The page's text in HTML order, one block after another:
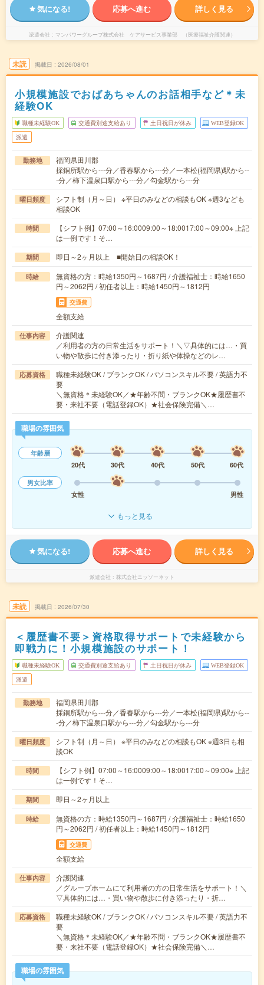
気になる! 応募へ進む 詳しく見る
派遣会社 マンパワーグループ株式会社 ケアサービス事業部 （医療福祉介護関連）
未読 掲載日 2026/08/01
小規模施設でおばあちゃんのお話相手など＊未
経験OK
職種未経験OK 交通費別途支給あり 土日祝日が休み WEB登録OK
派遣
勤務地
福岡県田川郡
採銅所駅から---分／香春駅から---分／一本松(福岡県)駅から--
-分／柿下温泉口駅から---分／勾金駅から---分
曜日頻度
シフト制（月～日） ※平日のみなどの相談もOK ※週3なども
相談OK
時間
【シフト例】07:00～16:0009:00～18:0017:00～09:00※ 上記
は一例です！そ…
期間 即日～2ヶ月以上 ■開始日の相談OK！
時給
無資格の方：時給1350円～1687円 / 介護福祉士：時給1650
円～2062円 / 初任者以上：時給1450円～1812円
交通費
全額支給
仕事内容
介護関連
／利用者の方の日常生活をサポート！＼▽具体的には…・買
い物や散歩に付き添ったり・折り紙や体操などのレ…
応募資格
職種未経験OK / ブランクOK / パソコンスキル不要 / 英語力不
要
＼無資格＊未経験OK／★年齢不問・ブランクOK★履歴書不
要・来社不要（電話登録OK）★社会保険完備＼…
職場の雰囲気
年齢層
20代
30代 40代 50代
60代
男女比率
女性
男性
もっと見る
気になる! 応募へ進む 詳しく見る
派遣会社 株式会社ニッソーネット
未読 掲載日 2026/07/30
＜履歴書不要＞資格取得サポートで未経験から
即戦力に！小規模施設のサポート！
職種未経験OK 交通費別途支給あり 土日祝日が休み WEB登録OK
派遣
勤務地
福岡県田川郡
採銅所駅から---分／香春駅から---分／一本松(福岡県)駅から--
-分／柿下温泉口駅から---分／勾金駅から---分
曜日頻度
シフト制（月～日） ※平日のみなどの相談もOK ※週3日も相
談OK
時間
【シフト例】07:00～16:0009:00～18:0017:00～09:00※ 上記
は一例です！そ…
期間 即日～2ヶ月以上
時給
無資格の方：時給1350円～1687円 / 介護福祉士：時給1650
円～2062円 / 初任者以上：時給1450円～1812円
交通費
全額支給
仕事内容
介護関連
／グループホームにて利用者の方の日常生活をサポート！＼
▽具体的には…・買い物や散歩に付き添ったり・折…
応募資格
職種未経験OK / ブランクOK / パソコンスキル不要 / 英語力不
要
＼無資格＊未経験OK／★年齢不問・ブランクOK★履歴書不
要・来社不要（電話登録OK）★社会保険完備＼…
職場の雰囲気